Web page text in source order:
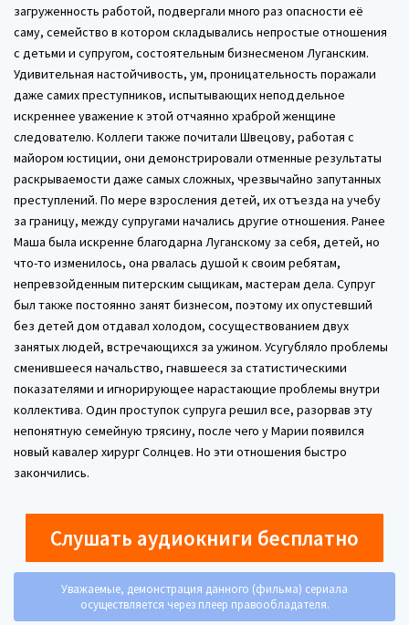
загруженность работой, подвергали много раз опасности её
саму, семейство в котором складывались непростые отношения
с детьми и супругом, состоятельным бизнесменом Луганским.
Удивительная настойчивость, ум, проницательность поражали
даже самих преступников, испытывающих неподдельное
искреннее уважение к этой отчаянно храброй женщине
следователю. Коллеги также почитали Швецову, работая с
майором юстиции, они демонстрировали отменные результаты
раскрываемости даже самых сложных, чрезвычайно запутанных
преступлений. По мере взросления детей, их отъезда на учебу
за границу, между супругами начались другие отношения. Ранее
Маша была искренне благодарна Луганскому за себя, детей, но
что-то изменилось, она рвалась душой к своим ребятам,
непревзойденным питерским сыщикам, мастерам дела. Супруг
был также постоянно занят бизнесом, поэтому их опустевший
без детей дом отдавал холодом, сосуществованием двух
занятых людей, встречающихся за ужином. Усугубляло проблемы
сменившееся начальство, гнавшееся за статистическими
показателями и игнорирующее нарастающие проблемы внутри
коллектива. Один проступок супруга решил все, разорвав эту
непонятную семейную трясину, после чего у Марии появился
новый кавалер хирург Солнцев. Но эти отношения быстро
закончились.
Слушать аудиокниги бесплатно
Уважаемые, демонстрация данного (фильма) сериала
осуществляется через плеер правообладателя.